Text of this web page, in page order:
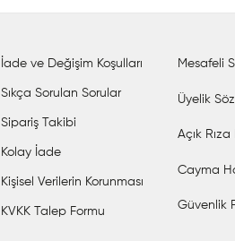
İade ve Değişim Koşulları
Sıkça Sorulan Sorular
Sipariş Takibi
Kolay İade
Kişisel Verilerin Korunması
KVKK Talep Formu
Mesafeli
Üyelik
Açık
Cayma
Güvenlik